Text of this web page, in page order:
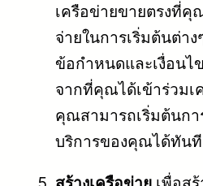
เครือข่ายขายตรงที่คุ
จ่ายในการเริ่มต้นต่า
ข้อกำหนดและเงื่อน
จากที่คุณได้เข้าร่วมเ
คุณสามารถเริ่มต้นก
บริการของคุณได้ทันที